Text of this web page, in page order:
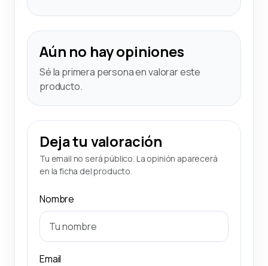
Aún no hay opiniones
Sé la primera persona en valorar este
producto.
Deja tu valoración
Tu email no será público. La opinión aparecerá
en la ficha del producto.
Nombre
Email